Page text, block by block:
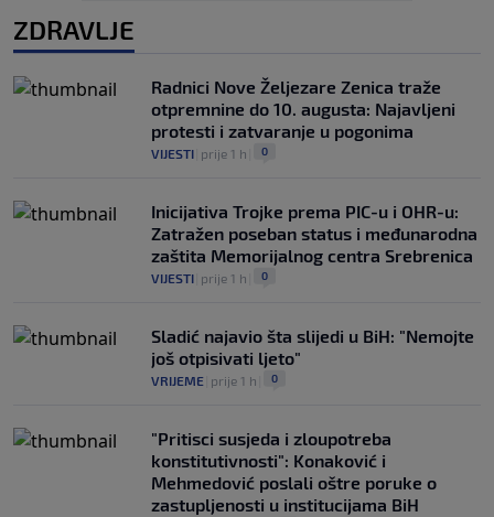
ZDRAVLJE
Radnici Nove Željezare Zenica traže
otpremnine do 10. augusta: Najavljeni
protesti i zatvaranje u pogonima
VIJESTI prije 1 h 0
Inicijativa Trojke prema PIC-u i OHR-u:
Zatražen poseban status i međunarodna
zaštita Memorijalnog centra Srebrenica
VIJESTI prije 1 h 0
Sladić najavio šta slijedi u BiH: "Nemojte
još otpisivati ljeto"
VRIJEME prije 1 h 0
"Pritisci susjeda i zloupotreba
konstitutivnosti": Konaković i
Mehmedović poslali oštre poruke o
zastupljenosti u institucijama BiH